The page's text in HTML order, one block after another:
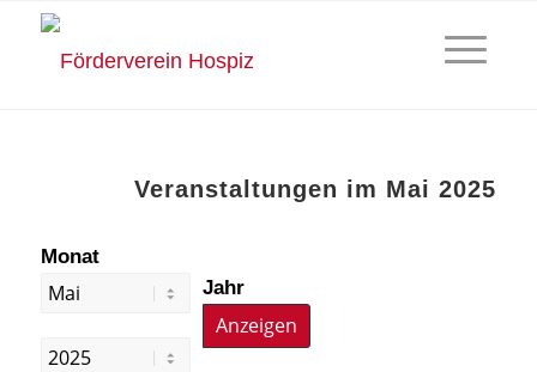
Veranstaltungen im Mai 2025
Monat
Jahr